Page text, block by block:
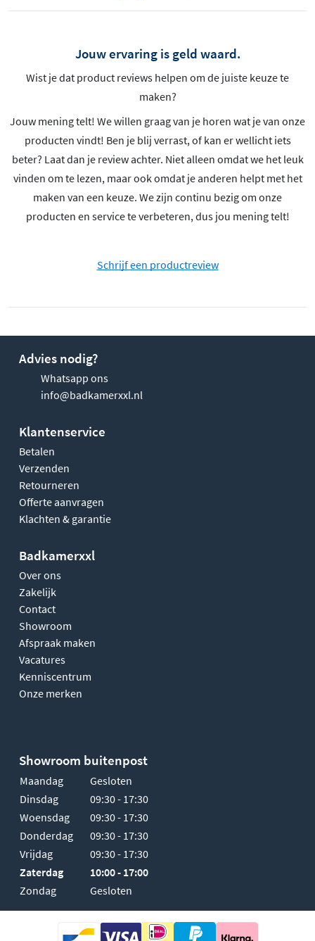
Jouw ervaring is geld waard.
Wist je dat product reviews helpen om de juiste keuze te
maken?
Jouw mening telt! We willen graag van je horen wat je van onze
producten vindt! Ben je blij verrast, of kan er wellicht iets
beter? Laat dan je review achter. Niet alleen omdat we het leuk
vinden om te lezen, maar ook omdat je anderen helpt met het
maken van een keuze. We zijn continu bezig om onze
producten en service te verbeteren, dus jou mening telt!
Schrijf een productreview
Advies nodig?
Whatsapp ons
info@badkamerxxl.nl
Klantenservice
Betalen
Verzenden
Retourneren
Offerte aanvragen
Klachten & garantie
Badkamerxxl
Over ons
Zakelijk
Contact
Showroom
Afspraak maken
Vacatures
Kenniscentrum
Onze merken
Showroom buitenpost
Maandag
Gesloten
Dinsdag
09:30 - 17:30
Woensdag
09:30 - 17:30
Donderdag
09:30 - 17:30
Vrijdag
09:30 - 17:30
Zaterdag
10:00 - 17:00
Zondag
Gesloten